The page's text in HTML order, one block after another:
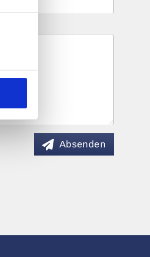
Absenden